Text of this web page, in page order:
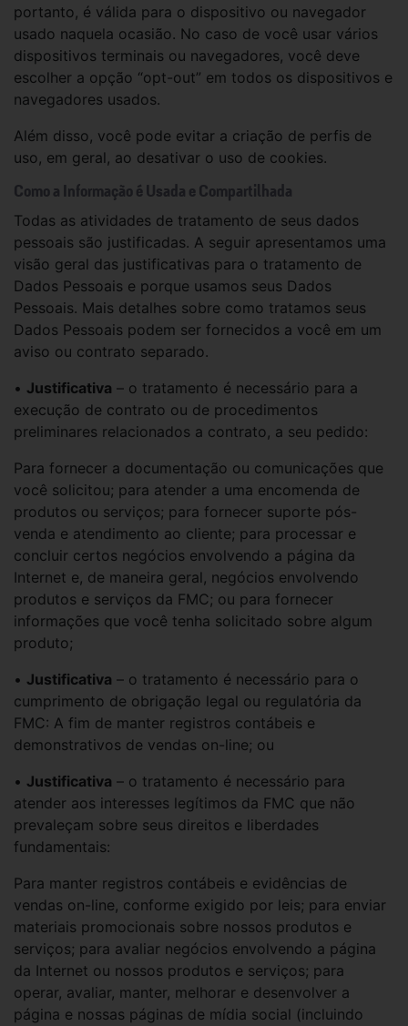
portanto, é válida para o dispositivo ou navegador
usado naquela ocasião. No caso de você usar vários
dispositivos terminais ou navegadores, você deve
escolher a opção “opt-out” em todos os dispositivos e
navegadores usados.
Além disso, você pode evitar a criação de perfis de
uso, em geral, ao desativar o uso de cookies.
Como a Informação é Usada e Compartilhada
Todas as atividades de tratamento de seus dados
pessoais são justificadas. A seguir apresentamos uma
visão geral das justificativas para o tratamento de
Dados Pessoais e porque usamos seus Dados
Pessoais. Mais detalhes sobre como tratamos seus
Dados Pessoais podem ser fornecidos a você em um
aviso ou contrato separado.
• Justificativa – o tratamento é necessário para a
execução de contrato ou de procedimentos
preliminares relacionados a contrato, a seu pedido:
Para fornecer a documentação ou comunicações que
você solicitou; para atender a uma encomenda de
produtos ou serviços; para fornecer suporte pós-
venda e atendimento ao cliente; para processar e
concluir certos negócios envolvendo a página da
Internet e, de maneira geral, negócios envolvendo
produtos e serviços da FMC; ou para fornecer
informações que você tenha solicitado sobre algum
produto;
• Justificativa – o tratamento é necessário para o
cumprimento de obrigação legal ou regulatória da
FMC: A fim de manter registros contábeis e
demonstrativos de vendas on-line; ou
• Justificativa – o tratamento é necessário para
atender aos interesses legítimos da FMC que não
prevaleçam sobre seus direitos e liberdades
fundamentais:
Para manter registros contábeis e evidências de
vendas on-line, conforme exigido por leis; para enviar
materiais promocionais sobre nossos produtos e
serviços; para avaliar negócios envolvendo a página
da Internet ou nossos produtos e serviços; para
operar, avaliar, manter, melhorar e desenvolver a
página e nossas páginas de mídia social (incluindo